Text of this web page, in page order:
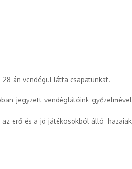
án vendégül látta csapatunkat.
jegyzett vendéglátóink győzelmével
erő és a jó játékosokból álló hazaiak